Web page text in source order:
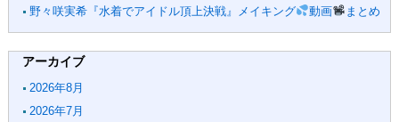
野々咲実希『水着でアイドル頂上決戦』メイキング
動画 まとめ
アーカイブ
2026年8月
2026年7月